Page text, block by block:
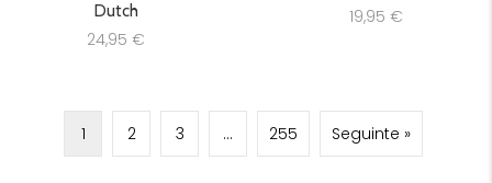
Dutch
24,95 €
19,95 €
1 2 3 … 255 Seguinte »